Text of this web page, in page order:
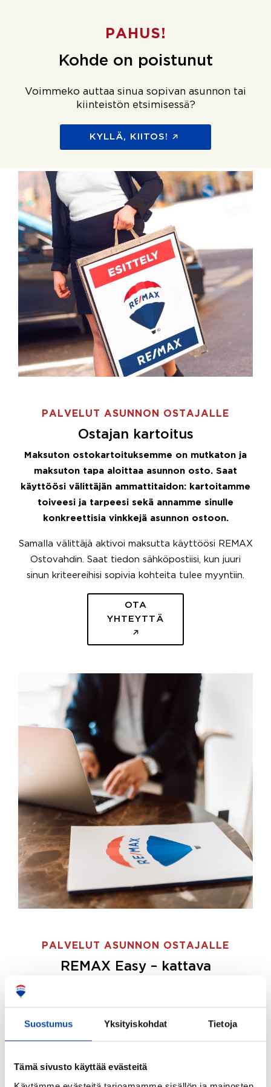
Suostumus Yksityiskohdat Tietoja
Tämä sivusto käyttää evästeitä
PAHUS!
Kohde on poistunut
Voimmeko auttaa sinua sopivan asunnon tai
kiinteistön etsimisessä?
KYLLÄ, KIITOS!
PALVELUT ASUNNON OSTAJALLE
Ostajan kartoitus
Maksuton ostokartoituksemme on mutkaton ja
maksuton tapa aloittaa asunnon osto. Saat
käyttöösi välittäjän ammattitaidon: kartoitamme
toiveesi ja tarpeesi sekä annamme sinulle
konkreettisia vinkkejä asunnon ostoon.
Samalla välittäjä aktivoi maksutta käyttöösi REMAX
Ostovahdin. Saat tiedon sähköpostiisi, kun juuri
sinun kriteereihisi sopivia kohteita tulee myyntiin.
OTA
YHTEYTTÄ
PALVELUT ASUNNON OSTAJALLE
REMAX Easy – kattava
ostajille.
Tee ostotoimeksianto ja etsimme juuri